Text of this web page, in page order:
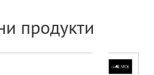
продукти